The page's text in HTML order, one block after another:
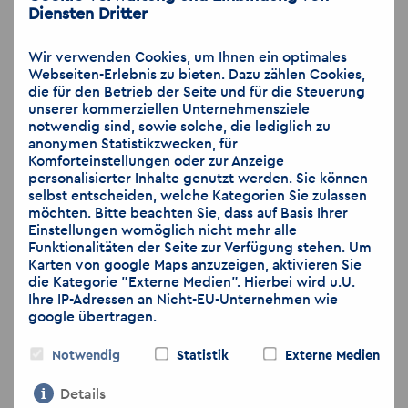
Akzent Personaldienstleistungen GmbH
Jena
Markt 2
07743 Jena
🌐www.akzent-personal.de
Hinweis: Wir weisen darauf hin, dass die
Übermittlung von personenbezogenen Daten
achten Sie darauf, dass Sie lediglich dann
wenn Sie das Risiko als gering einschätzen.
Diensten Dritter
Wir verwenden Cookies, um Ihnen ein optimales
Webseiten-Erlebnis zu bieten. Dazu zählen Cookies,
die für den Betrieb der Seite und für die Steuerung
unserer kommerziellen Unternehmensziele
notwendig sind, sowie solche, die lediglich zu
anonymen Statistikzwecken, für
Komforteinstellungen oder zur Anzeige
personalisierter Inhalte genutzt werden. Sie können
selbst entscheiden, welche Kategorien Sie zulassen
möchten. Bitte beachten Sie, dass auf Basis Ihrer
Einstellungen womöglich nicht mehr alle
Funktionalitäten der Seite zur Verfügung stehen. Um
Karten von google Maps anzuzeigen, aktivieren Sie
die Kategorie "Externe Medien". Hierbei wird u.U.
Ihre IP-Adressen an Nicht-EU-Unternehmen wie
google übertragen.
Notwendig Statistik Externe Medien
Details